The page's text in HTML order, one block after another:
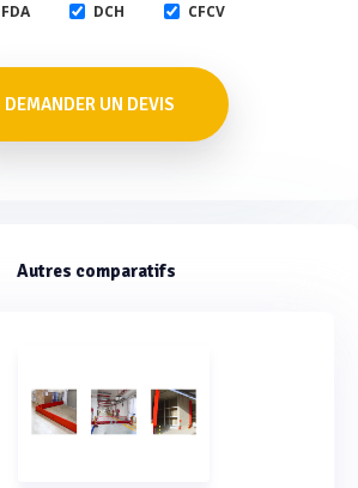
DCH CFCV
DEMANDER UN DEVIS
Autres comparatifs